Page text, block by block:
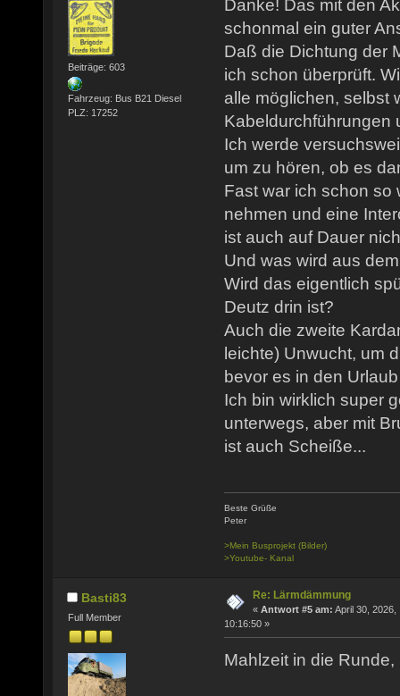
Beiträge: 603
Fahrzeug: Bus B21 Diesel
PLZ: 17252
Danke! Das mit den
schonmal ein guter
Daß die Dichtung der
ich schon überprüft.
alle möglichen, selbst
Kabeldurchführungen
Ich werde
um zu hören, ob es
Fast war ich schon so
nehmen und eine
ist auch auf Dauer
Und was wird aus
Wird das eigentlich
Deutz drin ist?
Auch die zweite
leichte) Unwucht, um
bevor es in den
Ich bin wirklich super
unterwegs, aber mit
ist auch Scheiße...
Beste Grüße
Peter
>Mein Busprojekt (Bilder)
>Youtube- Kanal
Basti83
Full Member
Re: Lärmdämmung
« Antwort #5 am: April 30, 2026,
10:16:50 »
Mahlzeit in die Runde,